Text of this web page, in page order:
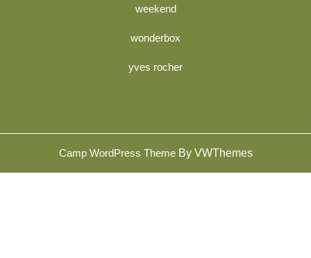
weekend
wonderbox
yves rocher
Camp WordPress ThemeBy VWThemes